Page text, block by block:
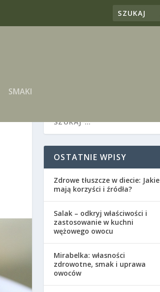
SMAKI
OSTATNIE WPISY
Zdrowe tłuszcze w diecie: Jakie
mają korzyści i źródła?
Salak – odkryj właściwości i
zastosowanie w kuchni
wężowego owocu
Mirabelka: własności
zdrowotne, smak i uprawa
owoców